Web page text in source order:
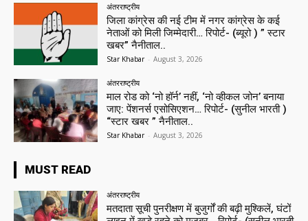
अंतरराष्ट्रीय
जिला कांग्रेस की नई टीम में नगर कांग्रेस के कई
नेताओं को मिली जिम्मेदारी… रिपोर्ट- (ब्यूरो ) ” स्टार
खबर” नैनीताल..
Star Khabar - August 3, 2026
अंतरराष्ट्रीय
माल रोड को ‘नो हॉर्न’ नहीं, ‘नो व्हीकल जोन’ बनाया
जाए: पेंशनर्स एसोसिएशन… रिपोर्ट- (सुनील भारती )
“स्टार खबर ” नैनीताल..
Star Khabar - August 3, 2026
MUST READ
अंतरराष्ट्रीय
मतदाता सूची पुनरीक्षण में बुजुर्गों की बढ़ी मुश्किलें, घंटों